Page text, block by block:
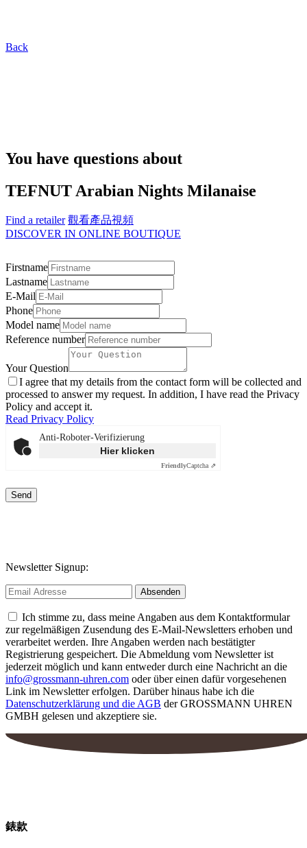
Back
You have questions about
TEFNUT Arabian Nights Milanaise
Find a retailer 觀看產品視頻
DISCOVER IN ONLINE BOUTIQUE
Firstname
Lastname
E-Mail
Phone
Model name
Reference number
Your Question
I agree that my details from the contact form will be collected and
processed to answer my request. In addition, I have read the Privacy
Policy and accept it.
Read Privacy Policy
Anti-Roboter-Verifizierung
Hier klicken
FriendlyCaptcha ⇗
Send
Newsletter Signup:
Ich stimme zu, dass meine Angaben aus dem Kontaktformular
zur regelmäßigen Zusendung des E-Mail-Newsletters erhoben und
verarbeitet werden. Ihre Angaben werden nach bestätigter
Registrierung gespeichert. Die Abmeldung vom Newsletter ist
jederzeit möglich und kann entweder durch eine Nachricht an die
info@grossmann-uhren.com oder über einen dafür vorgesehenen
Link im Newsletter erfolgen. Darüber hinaus habe ich die
Datenschutzerklärung und die AGB der GROSSMANN UHREN
GMBH gelesen und akzeptiere sie.
錶款